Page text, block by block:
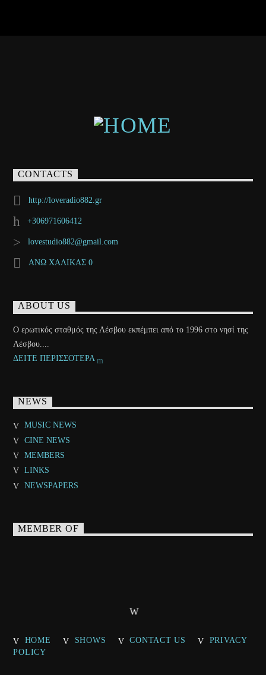
CONTACTS
http://loveradio882.gr
+306971606412
lovestudio882@gmail.com
ΑΝΩ ΧΑΛΙΚΑΣ 0
ABOUT US
Ο ερωτικός σταθμός της Λέσβου εκπέμπει από το 1996 στο νησί της
Λέσβου....
ΔΕΙΤΕ ΠΕΡΙΣΣΟΤΕΡΑ
NEWS
MUSIC NEWS
CINE NEWS
MEMBERS
LINKS
NEWSPAPERS
MEMBER OF
HOME SHOWS CONTACT US
PRIVACY
POLICY